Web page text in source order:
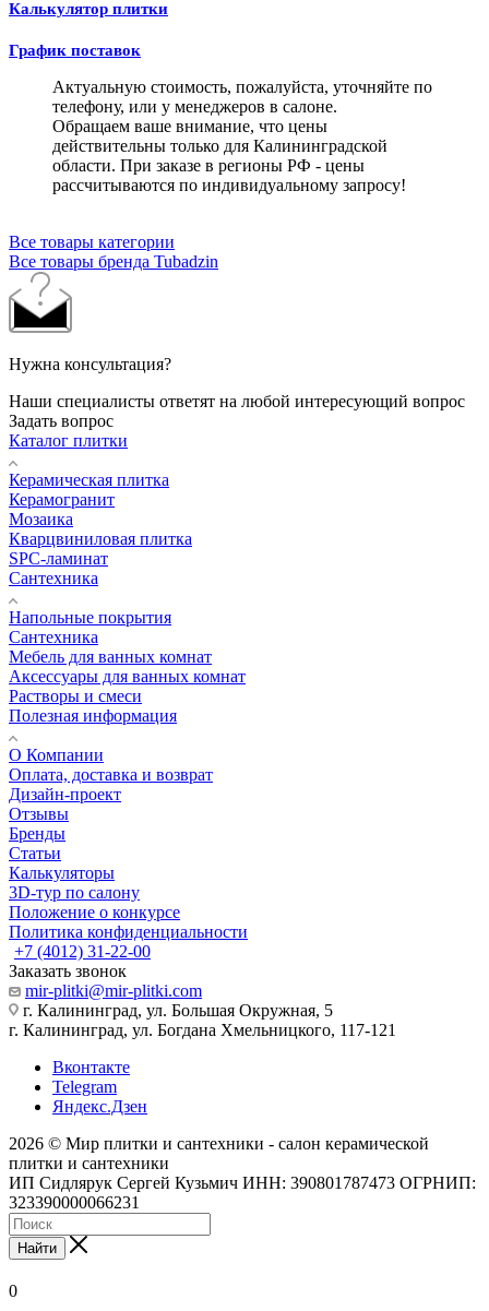
Калькулятор плитки
График поставок
Актуальную стоимость, пожалуйста, уточняйте по
телефону, или у менеджеров в салоне.
Обращаем ваше внимание, что цены
действительны только для Калининградской
области. При заказе в регионы РФ - цены
рассчитываются по индивидуальному запросу!
Все товары категории
Все товары бренда Tubadzin
Нужна консультация?
Наши специалисты ответят на любой интересующий вопрос
Задать вопрос
Каталог плитки
Керамическая плитка
Керамогранит
Мозаика
Кварцвиниловая плитка
SPC-ламинат
Сантехника
Напольные покрытия
Сантехника
Мебель для ванных комнат
Аксессуары для ванных комнат
Растворы и смеси
Полезная информация
О Компании
Оплата, доставка и возврат
Дизайн-проект
Отзывы
Бренды
Статьи
Калькуляторы
3D-тур по салону
Положение о конкурсе
Политика конфиденциальности
+7 (4012) 31-22-00
Заказать звонок
mir-plitki@mir-plitki.com
г. Калининград, ул. Большая Окружная, 5
г. Калининград, ул. Богдана Хмельницкого, 117-121
Вконтакте
Telegram
Яндекс.Дзен
2026 © Мир плитки и сантехники - салон керамической
плитки и сантехники
ИП Сидлярук Сергей Кузьмич ИНН: 390801787473 ОГРНИП:
323390000066231
Найти
0